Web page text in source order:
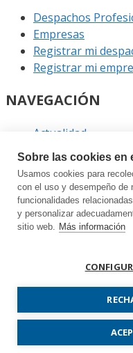
Despachos
Empresas
Registrar mi
Registrar mi
NAVEGACIÓN
Actualidad
Podcast
Entrevistas
Eventos
ENLACES
Política de
Prodespachos.com ©
reservados
Sobre las cookies en
Usamos cookies para
con el uso y desempeño de
funcionalidades
y personalizar
sitio web. Más información